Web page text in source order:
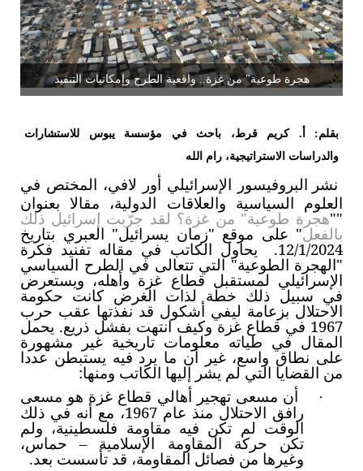
هجرة طوعية" من غزة.. واقعية الطرح وإمكانيات التنفيذ
بقلم: أ. كريم قرط، باحث في مؤسسة يبوس للاستشارات
والدراسات الاستراتيجية، رام الله
نشر البروفيسور الإسرائيلي أور لافي، المختص في
العلوم السياسية والعلاقات الدولية، مقالا بعنوان
""هجرة طوعية" من غزة؟ لقد جرّبت إسرائيل ذلك
بالفعل" على موقع "زمان يسرائيل" العبري بتاريخ
12/1/2024. يحاول الكاتب في مقاله تفنيد فكرة
"الهجرة الطوعية" التي تتعالى في الطرح السياسي
الإسرائيلي لمستقبل قطاع غزة وأهله، ويستعرض
في سبيل ذلك خطة لذات الغرض كانت حكومة
الاحتلال بزعامة ليفي أشكول قد نفذتها عقب حرب
1967 في قطاع غزة وكيف انتهت بفشل ذريع. يحمل
المقال في طياته معلومات تاريخية غير مشهورة
على نطاق واسع، غير أن ما يرد فيه يستبطن عددا
من القضايا التي لم يشر إليها الكاتب ومنها:
·
أن مسعى تهجير أهالي قطاع غزة هو مسعى
رافق الاحتلال منذ عام 1967، مع أنه في ذلك
الوقت لم تكن فيه مقاومة فلسطينية، ولم
تكن حركة المقاومة الإسلامية – حماس،
وغيرها من فصائل المقاومة، قد تأسست بعد.